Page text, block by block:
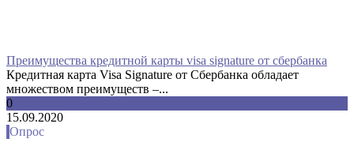
Преимущества кредитной карты visa signature от сбербанка
Кредитная карта Visa Signature от Сбербанка обладает
множеством преимуществ –...
0
15.09.2020
Опрос